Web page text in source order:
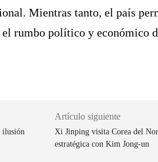
Mientras tanto, el país
rumbo político y económico
ilusión
Artículo siguiente
Xi Jinping visita Corea del
estratégica con Kim Jong-un